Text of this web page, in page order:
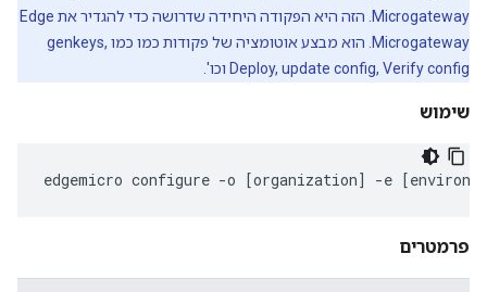
Microgateway. הזה היא הפקודה היחידה שדרושה כדי להגדיר את Edge
Microgateway. הוא מבצע אוטומציה של פקודות כמו כמו genkeys,
Deploy, update config, Verify config וכו'.
שימוש
edgemicro configure -o [organization] -e [
פרמטרים